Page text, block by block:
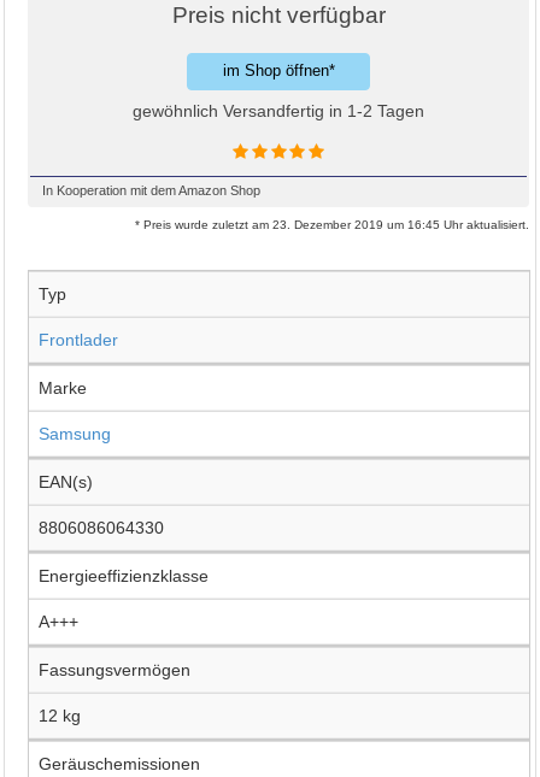
Preis nicht verfügbar
im Shop öffnen*
gewöhnlich Versandfertig in 1-2 Tagen
In Kooperation mit dem Amazon Shop
* Preis wurde zuletzt am 23. Dezember 2019 um 16:45 Uhr aktualisiert.
Typ
Frontlader
Marke
Samsung
EAN(s)
8806086064330
Energieeffizienzklasse
A+++
Fassungsvermögen
12 kg
Geräuschemissionen